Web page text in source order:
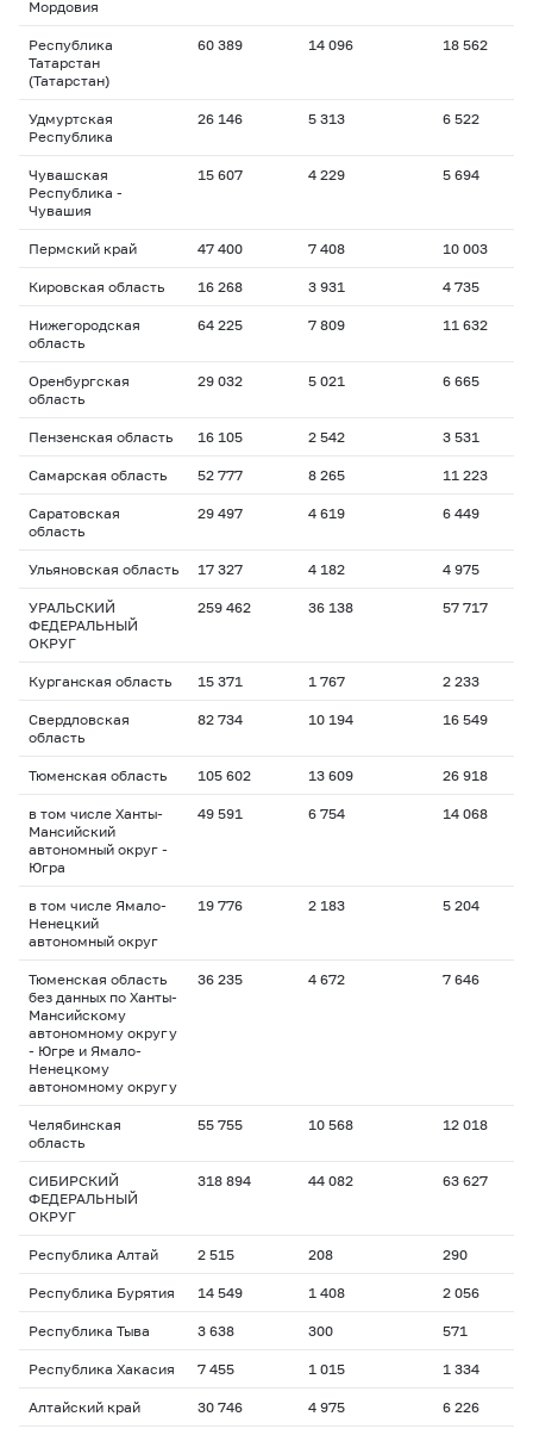
Мордовия
Республика
Татарстан
(Татарстан)
60 389 14 096 18 562
Удмуртская
Республика
26 146 5 313 6 522
Чувашская
Республика -
Чувашия
15 607 4 229 5 694
Пермский край 47 400 7 408 10 003
Кировская область 16 268 3 931 4 735
Нижегородская
область
64 225 7 809 11 632
Оренбургская
область
29 032 5 021 6 665
Пензенская область 16 105 2 542 3 531
Самарская область 52 777 8 265 11 223
Саратовская
область
29 497 4 619 6 449
Ульяновская область 17 327 4 182 4 975
УРАЛЬСКИЙ
ФЕДЕРАЛЬНЫЙ
ОКРУГ
259 462 36 138 57 717
Курганская область 15 371 1 767 2 233
Свердловская
область
82 734 10 194 16 549
Тюменская область 105 602 13 609 26 918
в том числе Ханты-
Мансийский
автономный округ -
Югра
49 591 6 754 14 068
в том числе Ямало-
Ненецкий
автономный округ
19 776 2 183 5 204
Тюменская область
без данных по Ханты-
Мансийскому
автономному округу
- Югре и Ямало-
Ненецкому
автономному округу
36 235 4 672 7 646
Челябинская
область
55 755 10 568 12 018
СИБИРСКИЙ
ФЕДЕРАЛЬНЫЙ
ОКРУГ
318 894 44 082 63 627
Республика Алтай 2 515 208 290
Республика Бурятия 14 549 1 408 2 056
Республика Тыва 3 638 300 571
Республика Хакасия 7 455 1 015 1 334
Алтайский край 30 746 4 975 6 226